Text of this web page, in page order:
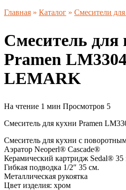
Главная » Каталог » Смесители
Смеситель для
Pramen
LEMARK
На чтение 1 мин Просмотров 5
Смеситель для кухни Pramen
Смеситель для кухни с
Аэратор Neoperl® Cascade®
Керамический картридж Sedal®
Гибкая подводка 1/2″ 35 см.
Металлическая рукоятка
Цвет изделия: хром